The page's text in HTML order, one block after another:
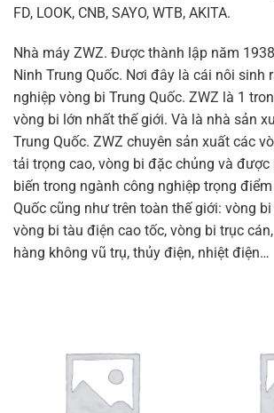
FD, LOOK, CNB, SAYO, WTB, AKITA.
Nhà máy ZWZ. Được thành lập năm
Ninh Trung Quốc. Nơi đây là cái nôi sinh
nghiệp vòng bi Trung Quốc. ZWZ là 1
vòng bi lớn nhất thế giới. Và là nhà sản
Trung Quốc. ZWZ chuyên sản xuất các
tải trọng cao, vòng bi đặc chủng và
biến trong ngành công nghiệp trọng
Quốc cũng như trên toàn thế giới: vòng
vòng bi tàu điện cao tốc, vòng bi trục
hàng không vũ trụ, thủy điện, nhiệt điện…